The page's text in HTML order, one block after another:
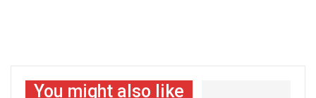
You might also like